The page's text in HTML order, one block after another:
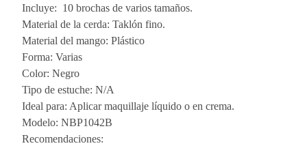
Incluye: 10 brochas de varios tamaños.
Material de la cerda: Taklón fino.
Material del mango: Plástico
Forma: Varias
Color: Negro
Tipo de estuche: N/A
Ideal para: Aplicar maquillaje líquido o en crema.
Modelo: NBP1042B
Recomendaciones: